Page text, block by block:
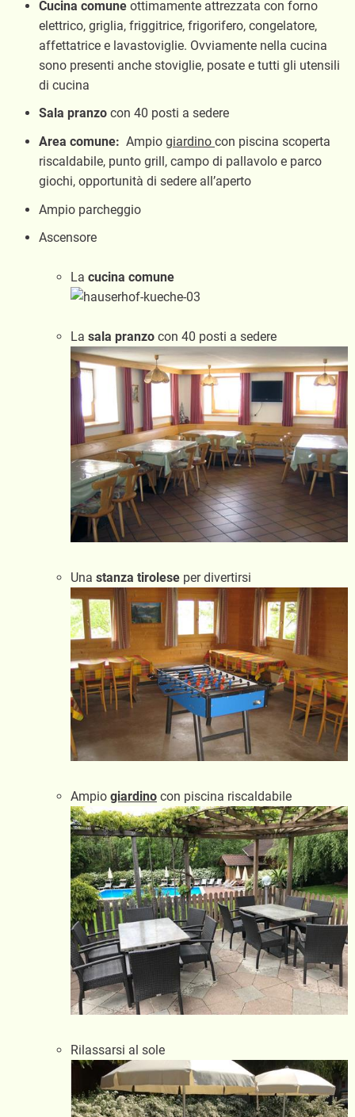
Cucina comuneottimamente attrezzata con forno
elettrico, griglia, friggitrice, frigorifero, congelatore,
affettatrice e lavastoviglie. Ovviamente nella cucina
sono presenti anche stoviglie, posate e tutti gli utensili
di cucina
Sala pranzocon 40 posti a sedere
Area comune: Ampio giardino con piscina scoperta
riscaldabile, punto grill, campo di pallavolo e parco
giochi, opportunità di sedere all’aperto
Ampio parcheggio
Ascensore
La cucina comune
La sala pranzocon 40 posti a sedere
Una stanza tirolese per divertirsi
Ampio giardinocon piscina riscaldabile
Rilassarsi al sole